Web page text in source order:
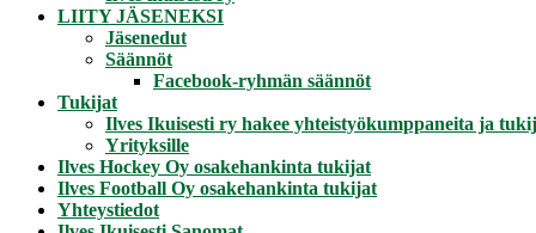
LIITY JÄSENEKSI
Jäsenedut
Säännöt
Facebook-ryhmän säännöt
Tukijat
Ilves Ikuisesti ry hakee yhteistyökumppaneita ja
Yrityksille
Ilves Hockey Oy osakehankinta tukijat
Ilves Football Oy osakehankinta tukijat
Yhteystiedot